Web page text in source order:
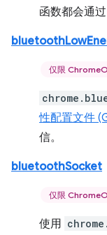
函数都会通
仅限
性配置文件
信。
bluetoothSocket
仅限
使用